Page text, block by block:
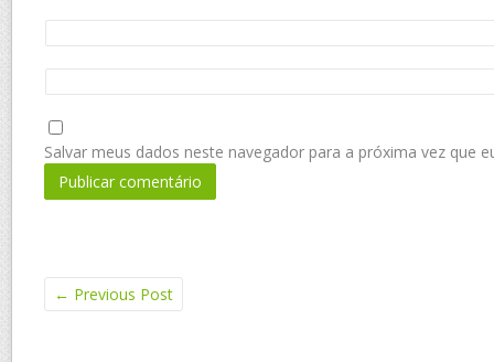
Salvar meus dados neste navegador para a próxima vez que
← Previous Post